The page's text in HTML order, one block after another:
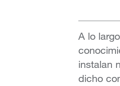
A lo
instalan
dicho